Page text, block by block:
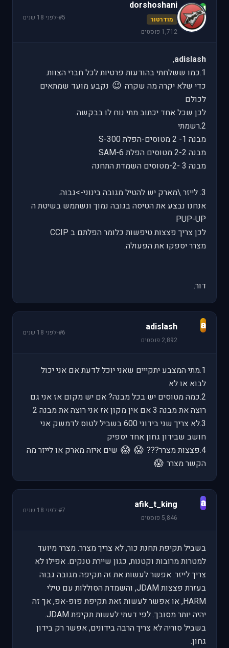
d
dorshoshani
מודרטור
1,712 פוסטים
#5
·לפני 18 שנים
adislash
,
1.כמו ששלחתי בהודעות פרטיות לכל חברי הצוות.
כדי שלא יקרה מה שקרה 😉 נקבע מועד שמתאים
לכולם
לכן שכל אחד יכתוב מתי נוח לו בבקשה.
2.רשמתי
מבנה 1- 2 מטוסים-הפלת S-300
מבנה 2-2 מטוסים הפלת SAM-6
מבנה 3 -2-מטוסים השמדת התחנה
3. לייזר \מארק יש להטיל מגובה בינוני->גבוה.
אנחנו נבצע את הטיסה בגובה נמוך ונשתמש בשיטת ה
PUP-UP
לכן צריך פצצות טיפשות כלומר הפלתם ב CCIP
מצרר יספקו את הפעולה.
דור.
a
adislash
2,892 פוסטים
#6
·לפני 18 שנים
1.מתי המצבע יתקייים שאני יוכל לדעת אם אני יכול
לבוא או לא
2.כמה מטוסים יש בכל מבנה? אם יש מקום אז אני גם
רוצה את מבנה 3 אם אין מקון אז אני רוצה את מבנה 2
3.לא צריך שני בידוני 600 בשביל לטוס לדמשק אני
חושב שבידון גחון אחד יספיק
4.פצצות מצרר???
😱
😱 שים איזה מארק או לייזר מה
הקשר מצרר 😱
a
afik_t_king
5,846 פוסטים
#7
·לפני 18 שנים
בשביל תקיפת תחנת כור, לא צריך מצרר. מצרר מיועד
למטרות מרובות וקטנות, כגון שיירת טנקים. אפילו לא
צריך לייזר. אפשר לעשות את זה תקיפה מגובה גבוה
בעזרת פצצות JDAM, והשמדת הסוללות עם טילי
HARM, או אפשר לעשות זאת תקיפת פופ-אפ, אך זה
יהיה יותר מסובך. לפי דעתי לעשות תקיפת JDAM.
בשביל סוריה לא צריך הרבה בידונים, אפשר רק בידון
גחון.